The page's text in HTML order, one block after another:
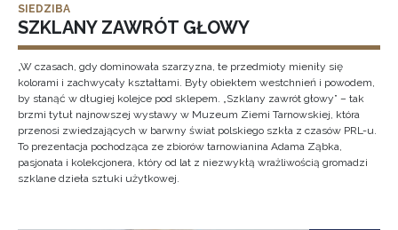
SIEDZIBA
SZKLANY ZAWRÓT GŁOWY
„W czasach, gdy dominowała szarzyzna, te przedmioty mieniły się
kolorami i zachwycały kształtami. Były obiektem westchnień i powodem,
by stanąć w długiej kolejce pod sklepem. „Szklany zawrót głowy” – tak
brzmi tytuł najnowszej wystawy w Muzeum Ziemi Tarnowskiej, która
przenosi zwiedzających w barwny świat polskiego szkła z czasów PRL-u.
To prezentacja pochodząca ze zbiorów tarnowianina Adama Ząbka,
pasjonata i kolekcjonera, który od lat z niezwykłą wrażliwością gromadzi
szklane dzieła sztuki użytkowej.